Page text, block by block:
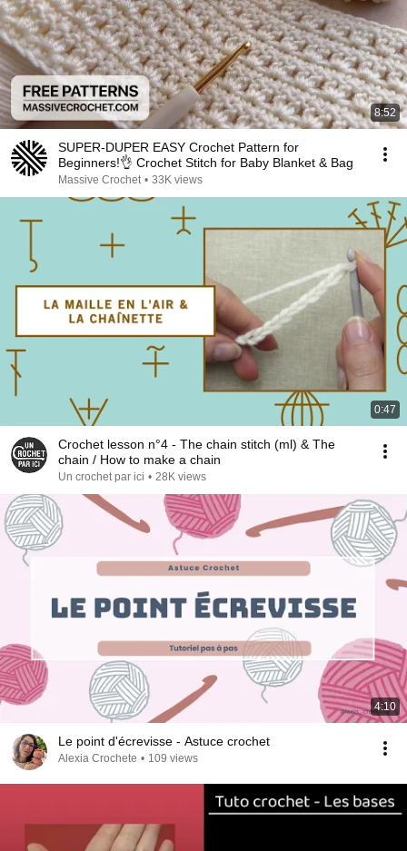
8:52
SUPER-DUPER EASY Crochet Pattern for
Beginners!👌 Crochet Stitch for Baby Blanket & Bag
Massive Crochet • 33K views
0:47
Crochet lesson n°4 - The chain stitch (ml) & The
chain / How to make a chain
Un crochet par ici • 28K views
4:10
Le point d'écrevisse - Astuce crochet
Alexia Crochete • 109 views